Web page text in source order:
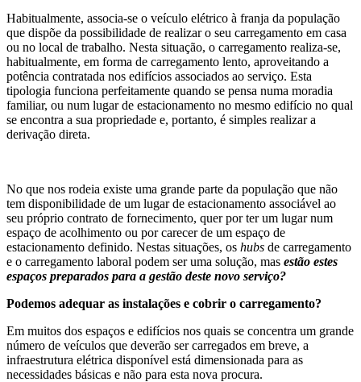
Habitualmente, associa-se o veículo elétrico à franja da população
que dispõe da possibilidade de realizar o seu carregamento em casa
ou no local de trabalho. Nesta situação, o carregamento realiza-se,
habitualmente, em forma de carregamento lento, aproveitando a
potência contratada nos edifícios associados ao serviço. Esta
tipologia funciona perfeitamente quando se pensa numa moradia
familiar, ou num lugar de estacionamento no mesmo edifício no qual
se encontra a sua propriedade e, portanto, é simples realizar a
derivação direta.
No que nos rodeia existe uma grande parte da população que não
tem disponibilidade de um lugar de estacionamento associável ao
seu próprio contrato de fornecimento, quer por ter um lugar num
espaço de acolhimento ou por carecer de um espaço de
estacionamento definido. Nestas situações, os hubs de carregamento
e o carregamento laboral podem ser uma solução, mas estão estes
espaços preparados para a gestão deste novo serviço?
Podemos adequar as instalações e cobrir o carregamento?
Em muitos dos espaços e edifícios nos quais se concentra um grande
número de veículos que deverão ser carregados em breve, a
infraestrutura elétrica disponível está dimensionada para as
necessidades básicas e não para esta nova procura.